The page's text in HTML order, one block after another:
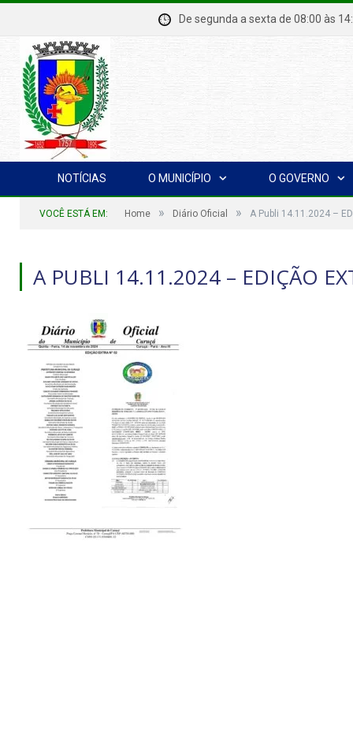
De segunda a sexta de 08:00
NOTÍCIAS O MUNICÍPIO O GOVERNO
VOCÊ ESTÁ EM: Home » Diário Oficial » A Publi 14.11.2024 –
A PUBLI 14.11.2024 – EDIÇÃO